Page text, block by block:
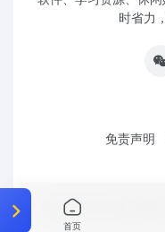
时省力
免责声明
Copyright © 2026
首页